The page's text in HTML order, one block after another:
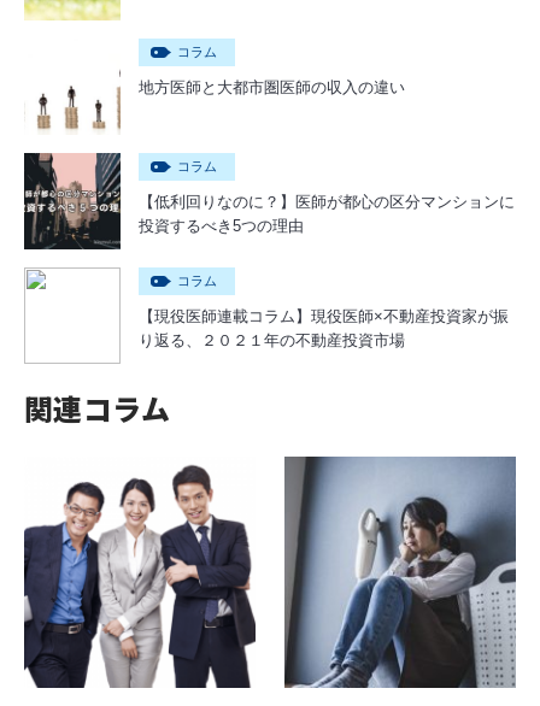
コラム
地方医師と大都市圏医師の収入の違い
コラム
【低利回りなのに？】医師が都心の区分マンションに
投資するべき5つの理由
コラム
【現役医師連載コラム】現役医師×不動産投資家が振
り返る、２０２１年の不動産投資市場
関連コラム